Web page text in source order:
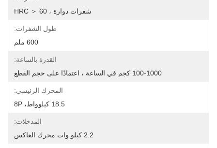
شفرات دوارة ، HRC ＞ 60
طول الشفرات:
600 ملم
القدرة بالساعة:
100-1000 كجم في الساعة ، اعتمادًا على حجم القطع
المحرك الرئيسي:
18.5 كيلوواط، 8P
المدخلات:
2.2 كيلو وات محرك العاكس